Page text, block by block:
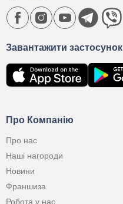
Про Компанію
Про нас
Наші нагороди
Новини
Франшиза
Робота у нас
Завантажити застосунок